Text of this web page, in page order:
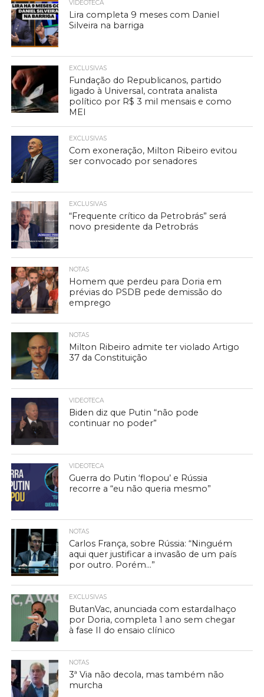
VIDEOTECA
Lira completa 9 meses com Daniel
Silveira na barriga
EXCLUSIVAS
Fundação do Republicanos, partido
ligado à Universal, contrata analista
político por R$ 3 mil mensais e como
MEI
EXCLUSIVAS
Com exoneração, Milton Ribeiro evitou
ser convocado por senadores
EXCLUSIVAS
“Frequente crítico da Petrobrás” será
novo presidente da Petrobrás
NOTAS
Homem que perdeu para Doria em
prévias do PSDB pede demissão do
emprego
NOTAS
Milton Ribeiro admite ter violado Artigo
37 da Constituição
VIDEOTECA
Biden diz que Putin “não pode
continuar no poder”
VIDEOTECA
Guerra do Putin ‘flopou’ e Rússia
recorre a “eu não queria mesmo”
NOTAS
Carlos França, sobre Rússia: “Ninguém
aqui quer justificar a invasão de um país
por outro. Porém…”
EXCLUSIVAS
ButanVac, anunciada com estardalhaço
por Doria, completa 1 ano sem chegar
à fase II do ensaio clínico
NOTAS
3ª Via não decola, mas também não
murcha